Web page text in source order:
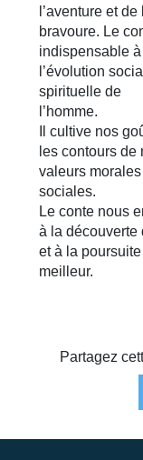
l’aventure et de
bravoure. Le
indispensable à
l’évolution
spirituelle de
l’homme.
Il cultive nos
les contours de
valeurs
sociales.
Le conte nous
à la découverte
et à la
meilleur.
Partagez